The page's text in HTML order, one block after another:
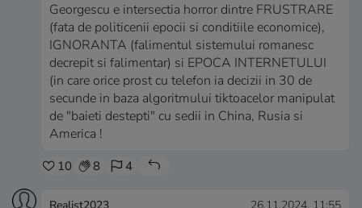
Georgescu e intersectia horror dintre FRUSTRARE
(fata de politicenii epocii si conditiile economice),
IGNORANTA (falimentul sistemului romanesc
decrepit si falimentar) si EPOCA INTERNETULUI
(in care orice prost cu telefon ia decizii in 30 de
secunde in baza algoritmului tiktoacelor manipulat
de "baieti destepti" cu sedii in China, Rusia si
America !
10 8 4